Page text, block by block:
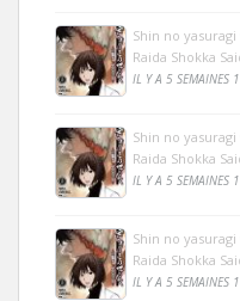
Shin no
Raida Shokka
IL Y A 5 SEMAINES
Shin no
Raida Shokka
IL Y A 5 SEMAINES
Shin no
Raida Shokka
IL Y A 5 SEMAINES